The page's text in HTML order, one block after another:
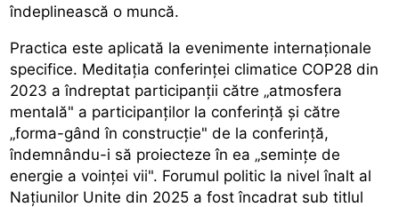
îndeplinească o muncă.
Practica este aplicată la evenimente internaționale
specifice. Meditația conferinței climatice COP28 din
2023 a îndreptat participanții către „atmosfera
mentală" a participanților la conferință și către
„forma-gând în construcție" de la conferință,
îndemnându-i să proiecteze în ea „semințe de
energie a voinței vii". Forumul politic la nivel înalt al
Națiunilor Unite din 2025 a fost încadrat sub titlul